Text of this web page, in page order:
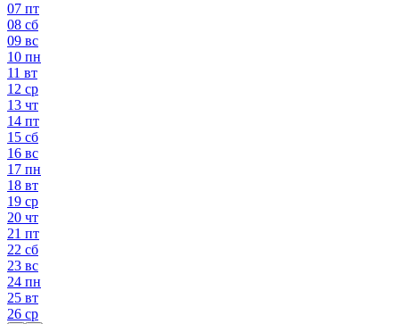
07 пт
08 сб
09 вс
10 пн
11 вт
12 ср
13 чт
14 пт
15 сб
16 вс
17 пн
18 вт
19 ср
20 чт
21 пт
22 сб
23 вс
24 пн
25 вт
26 ср